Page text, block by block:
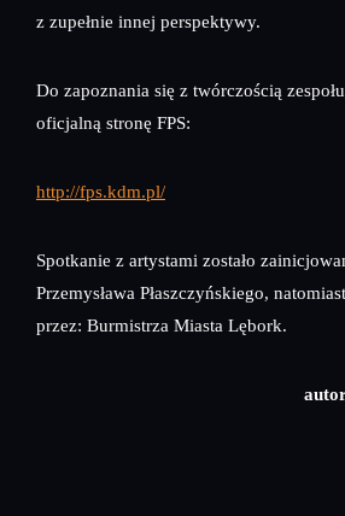
z zupełnie innej perspektywy.
Do zapoznania się z twórczością
oficjalną stronę FPS:
http://fps.kdm.pl/
Spotkanie z artystami zostało
Przemysława Płaszczyńskiego,
przez: Burmistrza Miasta Lębork.